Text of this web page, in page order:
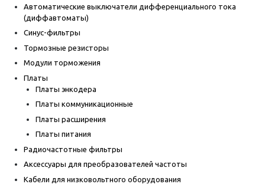
Автоматические выключатели дифференциального тока
(диффавтоматы)
Синус-фильтры
Тормозные резисторы
Модули торможения
Платы
Платы энкодера
Платы коммуникационные
Платы расширения
Платы питания
Радиочастотные фильтры
Аксессуары для преобразователей частоты
Кабели для низковольтного оборудования